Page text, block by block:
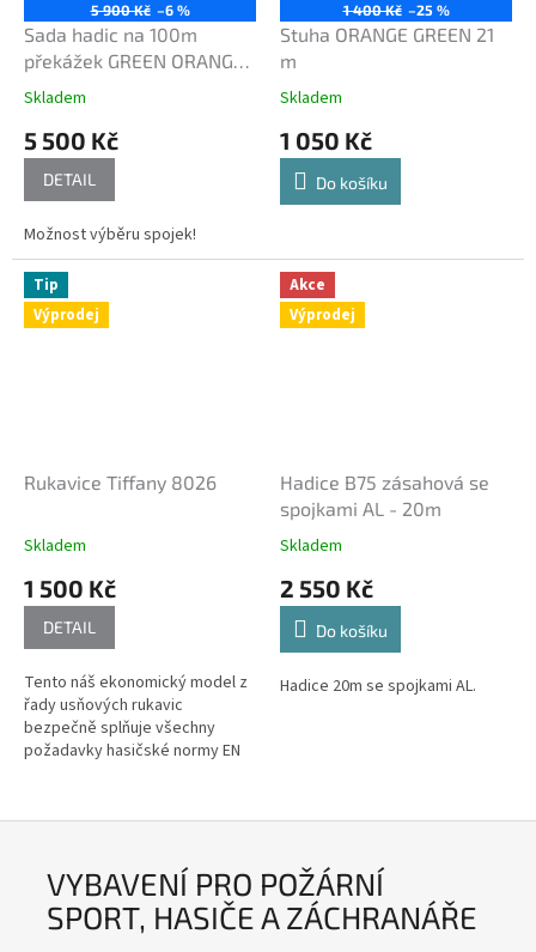
5 900 Kč –6 %
Sada hadic na 100m
překážek GREEN ORANGE
se spojkami Rott
Skladem
5 500 Kč
DETAIL
Možnost výběru spojek!
1 400 Kč –25 %
Stuha ORANGE GREEN 21
m
Skladem
1 050 Kč
Do košíku
Tip
Výprodej
Rukavice Tiffany 8026
Skladem
1 500 Kč
DETAIL
Tento náš ekonomický model z
řady usňových rukavic
bezpečně splňuje všechny
požadavky hasičské normy EN
Akce
Výprodej
Hadice B75 zásahová se
spojkami AL - 20m
Skladem
2 550 Kč
Do košíku
Hadice 20m se spojkami AL.
VYBAVENÍ PRO POŽÁRNÍ
SPORT, HASIČE A ZÁCHRANÁŘE